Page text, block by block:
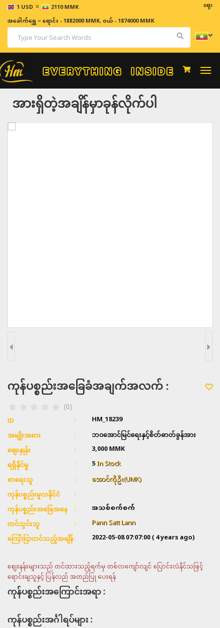
1 USD = 2110 MMK ဈေးနှုန်
အခေါက်ရွှေ=ရောင်း - 1882000 MMK, ဝယ် - 1874000 MMK
အားရှိတဲ့အချိန်မှာခုန်လိုက်ပါ
ကုန်ပစ္စည်းအခြေခံအချက်အလက် :
(0)
ID HM_18239
အမျိုးအစား
ဘ၀အောင်မြင်ရေးနှင့်စိတ်ဓာတ်ခွန်အား
ဈေးနှုန်း
3,000MMK
ရရှိနိုင်မှု 5In Stock
စာရေးသူ
အောင်ကိုဦး(UMK)
ကုန်ပစ္စည်းမူလနိုင်ငံ
ကုန်ပစ္စည်းအခြေအနေ
အသစ်စက်စက်
တင်သွင်းသူ Pann Satt Lann
ကြော်ငြာတင်သည့်အချိန် 2022-05-08 07:07:00( 4 years ago)
ဈေးနုန်းများသည် တင်ထားသည့်ရက်မှ တစ်လကျော်လျင် ပြောင်းလဲနိုင်သဖြင့်
ရောင်းချသူနှင့် ပြန်လည် အတည်ပြု ပေးရန်
ကုန်ပစ္စည်းအကြောင်းအရာ :
ကုန်ပစ္စည်းအင်္ဂါရပ်များ :